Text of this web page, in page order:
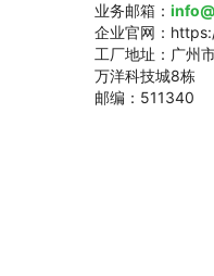
业务邮箱：
企业官网：
工厂地址：广州
万洋科技城8栋
邮编：511340